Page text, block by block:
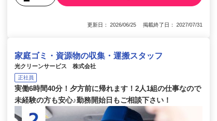
更新日： 2026/06/25 掲載終了日： 2027/07/31
家庭ゴミ・資源物の収集・運搬スタッフ
光クリーンサービス 株式会社
正社員
実働6時間40分！夕方前に帰れます！2人1組の仕事なので
未経験の方も安心♪勤務開始日もご相談下さい！